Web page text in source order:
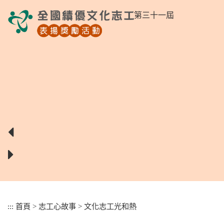
第三十一屆
::: 首頁 > 志工心故事 > 文化志工光和熱